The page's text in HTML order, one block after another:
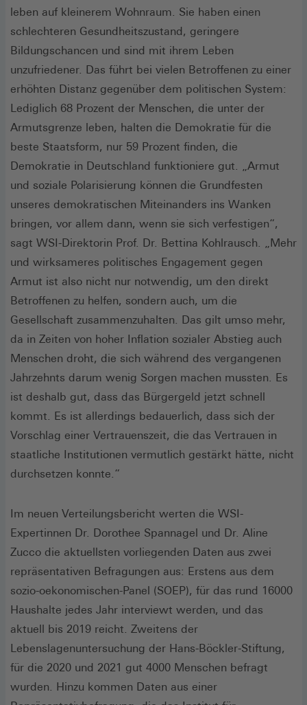
leben auf kleinerem Wohnraum. Sie haben einen
schlechteren Gesundheitszustand, geringere
Bildungschancen und sind mit ihrem Leben
unzufriedener. Das führt bei vielen Betroffenen zu einer
erhöhten Distanz gegenüber dem politischen System:
Lediglich 68 Prozent der Menschen, die unter der
Armutsgrenze leben, halten die Demokratie für die
beste Staatsform, nur 59 Prozent finden, die
Demokratie in Deutschland funktioniere gut. „Armut
und soziale Polarisierung können die Grundfesten
unseres demokratischen Miteinanders ins Wanken
bringen, vor allem dann, wenn sie sich verfestigen“,
sagt WSI-Direktorin Prof. Dr. Bettina Kohlrausch. „Mehr
und wirksameres politisches Engagement gegen
Armut ist also nicht nur notwendig, um den direkt
Betroffenen zu helfen, sondern auch, um die
Gesellschaft zusammenzuhalten. Das gilt umso mehr,
da in Zeiten von hoher Inflation sozialer Abstieg auch
Menschen droht, die sich während des vergangenen
Jahrzehnts darum wenig Sorgen machen mussten. Es
ist deshalb gut, dass das Bürgergeld jetzt schnell
kommt. Es ist allerdings bedauerlich, dass sich der
Vorschlag einer Vertrauenszeit, die das Vertrauen in
staatliche Institutionen vermutlich gestärkt hätte, nicht
durchsetzen konnte.“
Im neuen Verteilungsbericht werten die WSI-
Expertinnen Dr. Dorothee Spannagel und Dr. Aline
Zucco die aktuellsten vorliegenden Daten aus zwei
repräsentativen Befragungen aus: Erstens aus dem
sozio-oekonomischen-Panel (SOEP), für das rund 16000
Haushalte jedes Jahr interviewt werden, und das
aktuell bis 2019 reicht. Zweitens der
Lebenslagenuntersuchung der Hans-Böckler-Stiftung,
für die 2020 und 2021 gut 4000 Menschen befragt
wurden. Hinzu kommen Daten aus einer